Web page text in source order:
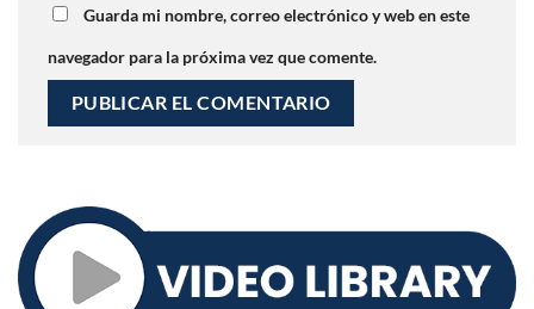
Guarda mi nombre, correo electrónico y web en este
navegador para la próxima vez que comente.